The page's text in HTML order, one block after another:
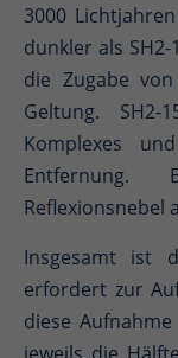
3000
dunkler als
die Zugabe
Geltung.
Komplexes
Reflexionsnebel
Insgesamt ist
erfordert zur
diese